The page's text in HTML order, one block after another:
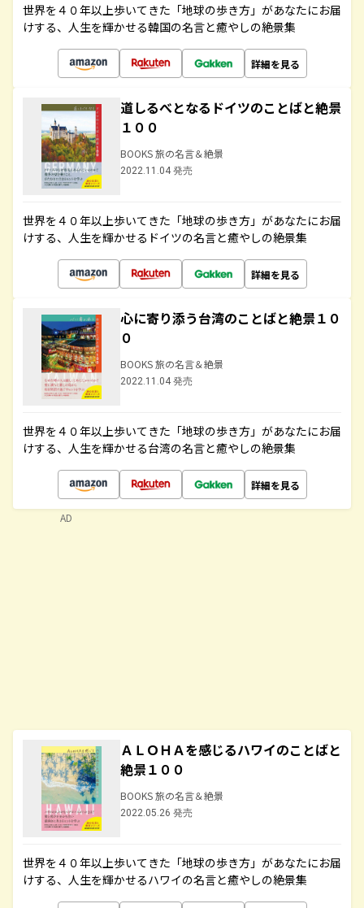
世界を４０年以上歩いてきた「地球の歩き方」があなたにお届
けする、人生を輝かせる韓国の名言と癒やしの絶景集
詳細を見る
道しるべとなるドイツのことばと絶景
１００
BOOKS 旅の名言＆絶景
2022.11.04 発売
世界を４０年以上歩いてきた「地球の歩き方」があなたにお届
けする、人生を輝かせるドイツの名言と癒やしの絶景集
詳細を見る
心に寄り添う台湾のことばと絶景１０
０
BOOKS 旅の名言＆絶景
2022.11.04 発売
世界を４０年以上歩いてきた「地球の歩き方」があなたにお届
けする、人生を輝かせる台湾の名言と癒やしの絶景集
詳細を見る
ＡＬＯＨＡを感じるハワイのことばと
絶景１００
BOOKS 旅の名言＆絶景
2022.05.26 発売
世界を４０年以上歩いてきた「地球の歩き方」があなたにお届
けする、人生を輝かせるハワイの名言と癒やしの絶景集
AD